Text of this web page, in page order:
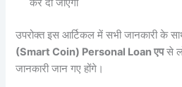
कर दी जाएगी
उपरोक्त इस आर्टिकल में सभी जानकारी के
(Smart Coin) Personal Loan एपसे
जानकारी जान गए होंगे।